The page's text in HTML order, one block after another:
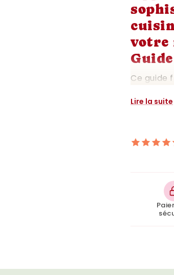
votre
Ce guide
vous
mettent
créez
espace.
Lire la suite